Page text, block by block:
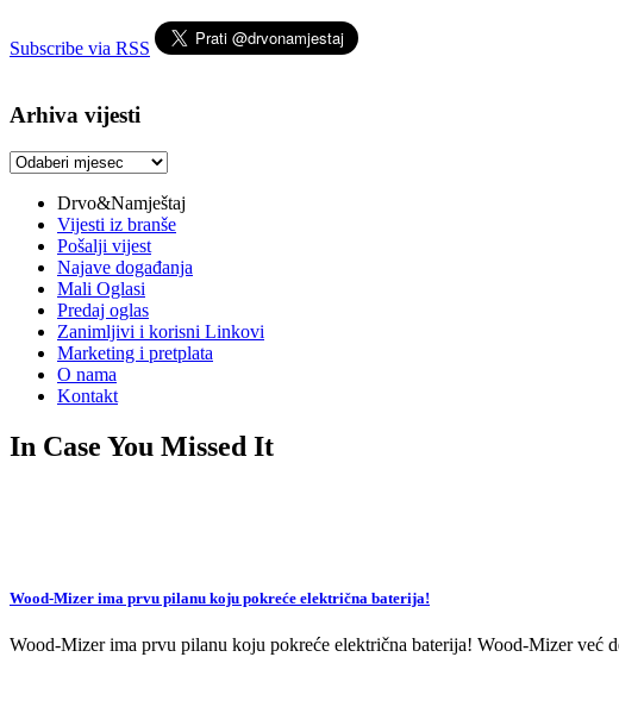
Subscribe via RSS
Arhiva vijesti
Arhiva
Drvo&Namještaj
Vijesti iz branše
Pošalji vijest
Najave događanja
Mali Oglasi
Predaj oglas
Zanimljivi i korisni Linkovi
Marketing i pretplata
O nama
Kontakt
In Case You Missed It
Wood-Mizer ima prvu pilanu koju pokreće električna baterija!
Wood-Mizer ima prvu pilanu koju pokreće električna baterija! Wood-Mizer već